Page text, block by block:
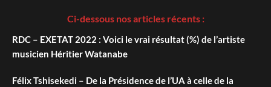
Ci-dessous nos articles récents :
RDC – EXETAT 2022 : Voici le vrai résultat (%) de l’artiste
musicien Héritier Watanabe
Félix Tshisekedi – De la Présidence de l’UA à celle de la